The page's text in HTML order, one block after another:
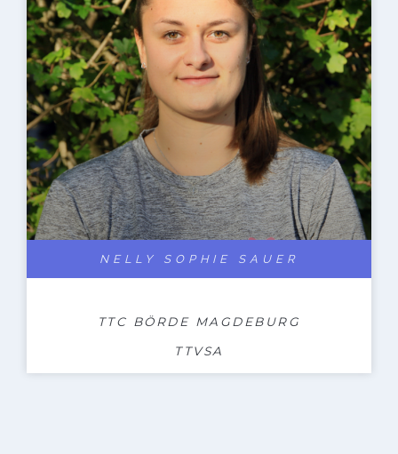
NELLY SOPHIE SAUER
TTC BÖRDE MAGDEBURG
TTVSA